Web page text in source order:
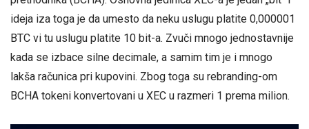
ideja iza toga je da umesto da neku uslugu platite 0,000001
BTC vi tu uslugu platite 10 bit-a. Zvuči mnogo jednostavnije
kada se izbace silne decimale, a samim tim je i mnogo
lakša računica pri kupovini. Zbog toga su rebranding-om
BCHA tokeni konvertovani u XEC u razmeri 1 prema milion.